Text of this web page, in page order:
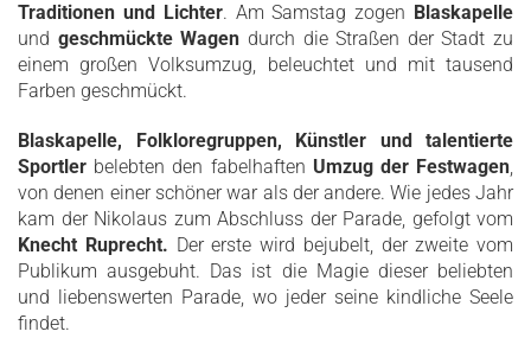
Traditionen und Lichter. Am Samstag zogen Blaskapelle
und geschmückte Wagen durch die Straßen der Stadt zu
einem großen Volksumzug, beleuchtet und mit tausend
Farben geschmückt.
Blaskapelle, Folkloregruppen, Künstler und talentierte
Sportler belebten den fabelhaften Umzug der Festwagen,
von denen einer schöner war als der andere. Wie jedes Jahr
kam der Nikolaus zum Abschluss der Parade, gefolgt vom
Knecht Ruprecht. Der erste wird bejubelt, der zweite vom
Publikum ausgebuht. Das ist die Magie dieser beliebten
und liebenswerten Parade, wo jeder seine kindliche Seele
findet.